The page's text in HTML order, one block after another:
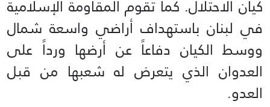
كيان الاحتلال. كما تقوم المقاومة الإسلامية
في لبنان باستهداف أراضي واسعة شمال
ووسط الكيان دفاعاً عن أرضها ورداً على
العدوان الذي يتعرض له شعبها من قبل
العدو.